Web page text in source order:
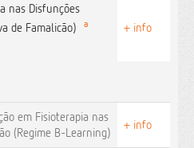
nas Disfunções
de Famalicão)
a
+ info
em Fisioterapia nas
(Regime B-Learning)
+ info